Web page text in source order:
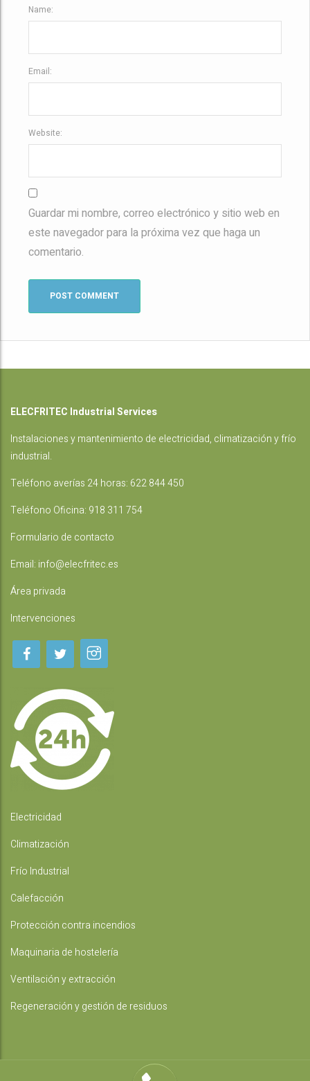
Name:
Email:
Website:
Guardar mi nombre, correo electrónico y sitio web en
este navegador para la próxima vez que haga un
comentario.
ELECFRITEC Industrial Services
Instalacionesy mantenimiento de electricidad, climatización y frío
industrial.
Teléfono averías 24 horas: 622 844 450
Teléfono Oficina: 918 311 754
Formulario de contacto
Email: info@elecfritec.es
Área privada
Intervenciones
Electricidad
Climatización
Frío Industrial
Calefacción
Protección contra incendios
Maquinaria de hostelería
Ventilación y extracción
Regeneración y gestión de residuos